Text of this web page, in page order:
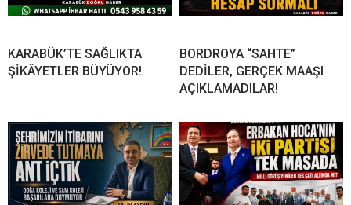
KARABÜK’TE SAĞLIKTA
ŞİKÂYETLER BÜYÜYOR!
BORDROYA “SAHTE”
DEDİLER, GERÇEK MAAŞI
AÇIKLAMADILAR!